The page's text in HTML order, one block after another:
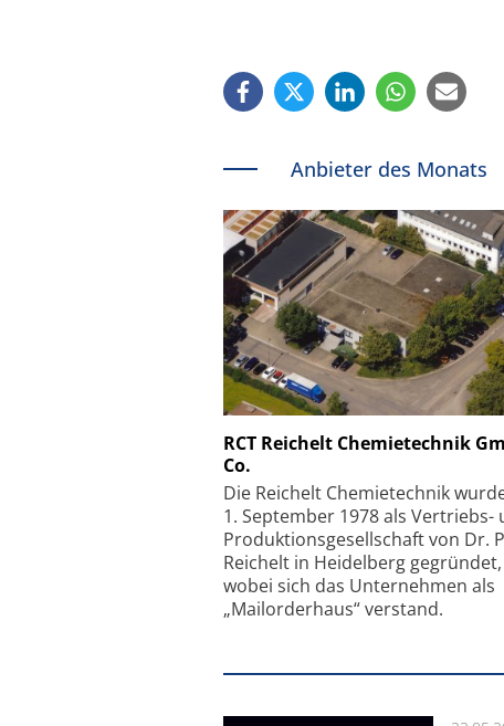
Anbieter des Monats
RCT Reichelt Chemietechnik
Co.
Die Reichelt Chemietechnik
1. September 1978 als Vertriebs-
Produktionsgesellschaft von Dr.
Reichelt in Heidelberg gegründet,
wobei sich das Unternehmen als
„Mailorderhaus“ verstand.
Schäfter + Kirchhoff